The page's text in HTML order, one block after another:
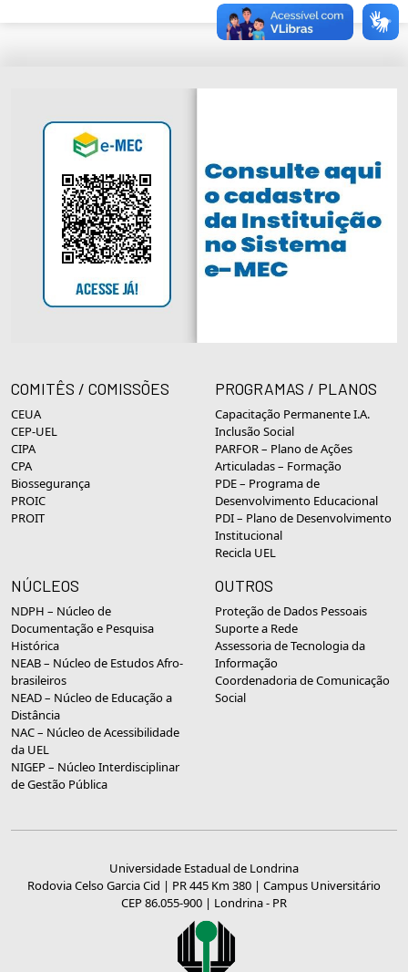
COMITÊS / COMISSÕES
CEUA
CEP-UEL
CIPA
CPA
Biossegurança
PROIC
PROIT
PROGRAMAS / PLANOS
Capacitação Permanente I.A.
Inclusão Social
PARFOR – Plano de Ações
Articuladas – Formação
PDE – Programa de
Desenvolvimento Educacional
PDI – Plano de Desenvolvimento
Institucional
Recicla UEL
NÚCLEOS
NDPH – Núcleo de
Documentação e Pesquisa
Histórica
NEAB – Núcleo de Estudos Afro-
brasileiros
NEAD – Núcleo de Educação a
Distância
NAC – Núcleo de Acessibilidade
da UEL
NIGEP – Núcleo Interdisciplinar
de Gestão Pública
OUTROS
Proteção de Dados Pessoais
Suporte a Rede
Assessoria de Tecnologia da
Informação
Coordenadoria de Comunicação
Social
Universidade Estadual de Londrina
Rodovia Celso Garcia Cid | PR 445 Km 380 | Campus Universitário
CEP 86.055-900 | Londrina - PR